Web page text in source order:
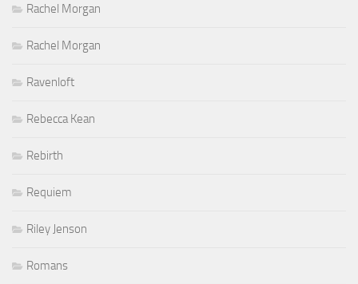
Rachel Morgan
Rachel Morgan
Ravenloft
Rebecca Kean
Rebirth
Requiem
Riley Jenson
Romans